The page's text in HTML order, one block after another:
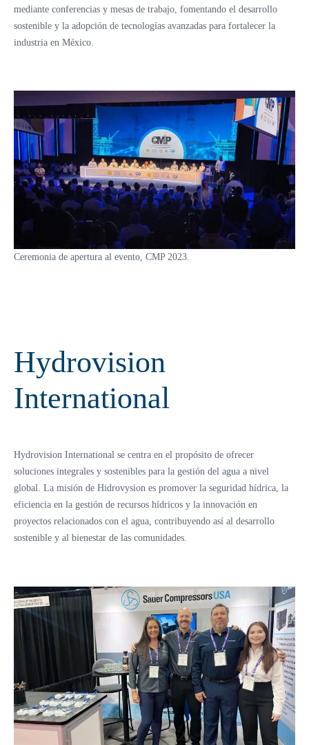
mediante conferencias y mesas de trabajo, fomentando el desarrollo
sostenible y la adopción de tecnologías avanzadas para fortalecer la
industria en México.
Ceremonia de apertura al evento, CMP 2023.
Hydrovision
International
Hydrovision International se centra en el propósito de ofrecer
soluciones integrales y sostenibles para la gestión del agua a nivel
global. La misión de Hidrovysion es promover la seguridad hídrica, la
eficiencia en la gestión de recursos hídricos y la innovación en
proyectos relacionados con el agua, contribuyendo así al desarrollo
sostenible y al bienestar de las comunidades.